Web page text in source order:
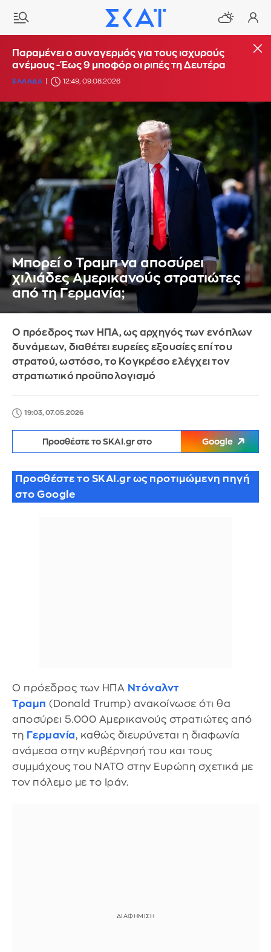
Παραμένει ο συναγερμός για τους ισχυρούς
ανέμους - Έως 9 μποφόρ οι ριπές τη Δευτέρα
ΕΛΛΑΔΑ 12:49, 09.08.2026
Μπορεί ο Τραμπ να αποσύρει
χιλιάδες Αμερικανούς στρατιώτες
από τη Γερμανία;
Ο πρόεδρος των ΗΠΑ, ως αρχηγός των ενόπλων
δυνάμεων, διαθέτει ευρείες εξουσίες επί του
στρατού, ωστόσο, το Κογκρέσο ελέγχει τον
στρατιωτικό προϋπολογισμό
19:03, 07.05.2026
Προσθέστε το SKAI.gr στο Google
Προσθέστε το SKAI.gr ως προτιμώμενη πηγή
στο Google
Ο πρόεδρος των ΗΠΑ Ντόναλντ
Τραμπ (Donald Trump) ανακοίνωσε ότι θα
αποσύρει 5.000 Αμερικανούς στρατιώτες από
τη Γερμανία, καθώς διευρύνεται η διαφωνία
ανάμεσα στην κυβέρνησή του και τους
συμμάχους του ΝΑΤΟ στην Ευρώπη σχετικά με
τον πόλεμο με το Ιράν.